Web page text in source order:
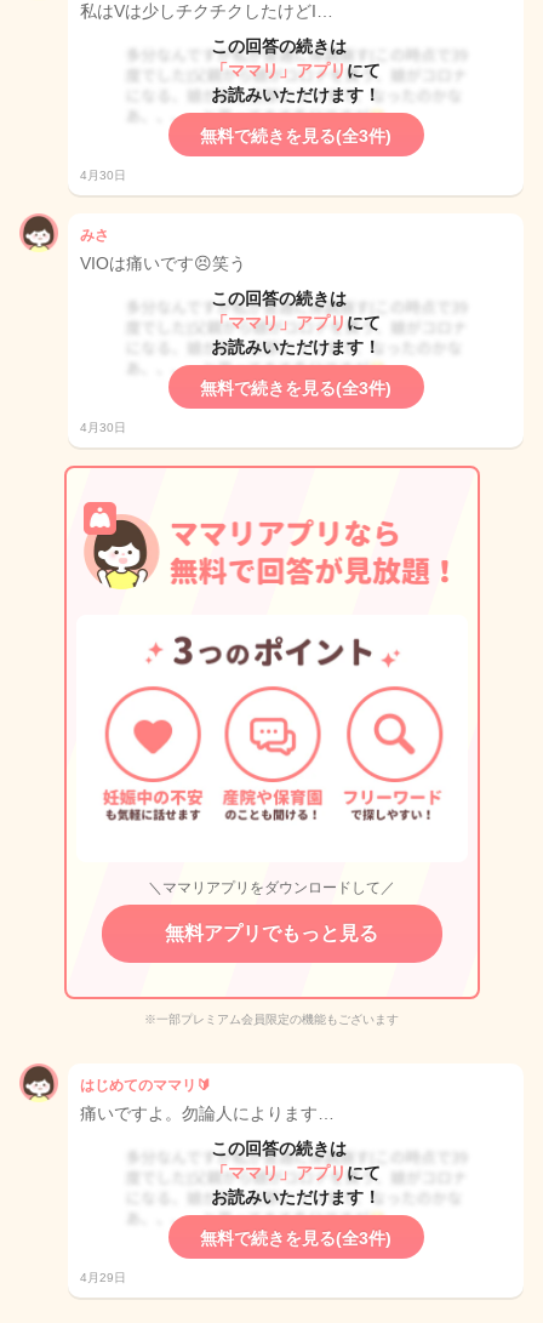
私はVは少しチクチクしたけどI…
この回答の続きは
「ママリ」アプリ にて
お読みいただけます！
無料で続きを見る(全3件)
4月30日
みさ
VIOは痛いです😣笑う
この回答の続きは
「ママリ」アプリ にて
お読みいただけます！
無料で続きを見る(全3件)
4月30日
＼ママリアプリをダウンロードして／
無料アプリでもっと見る
※一部プレミアム会員限定の機能もございます
はじめてのママリ🔰
痛いですよ。勿論人によります…
この回答の続きは
「ママリ」アプリ にて
お読みいただけます！
無料で続きを見る(全3件)
4月29日